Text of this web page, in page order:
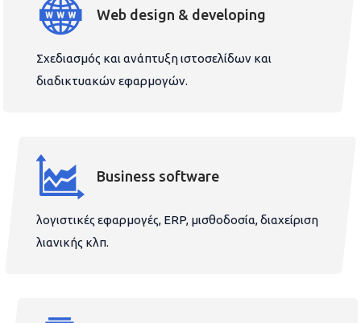
Web design & developing
Σχεδιασμός και ανάπτυξη ιστοσελίδων και
διαδικτυακών εφαρμογών.
Business software
λογιστικές εφαρμογές, ERP, μισθοδοσία, διαχείριση
λιανικής κλπ.